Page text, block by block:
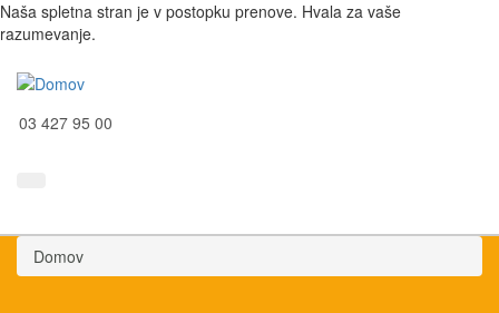
Naša spletna stran je v postopku prenove. Hvala za vaše
razumevanje.
03 427 95 00
Domov